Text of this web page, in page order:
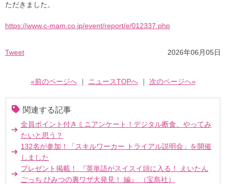
ただきました。
https://www.c-mam.co.jp/event/report/e/012337.php
Tweet 2026年06月05日
«前のページへ｜ ニュースTOPへ｜ 次のページへ»
関連する記事
全員ポイント付きミニアンケート！デジタル断食、やってみ
たいと思う？
132名が参加！「スキルワーカー トライアル説明会」を開催
しました
プレゼント掲載！ 『英単語がスイスイ頭に入る！ えいたん
ごっち ひみつの裏ワザ大発見！ 編』 （宝島社）